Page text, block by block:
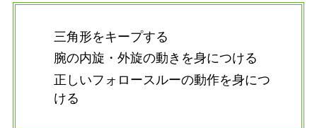
三角形をキープする
腕の内旋・外旋の動きを身につける
正しいフォロースルーの動作を身につ
ける